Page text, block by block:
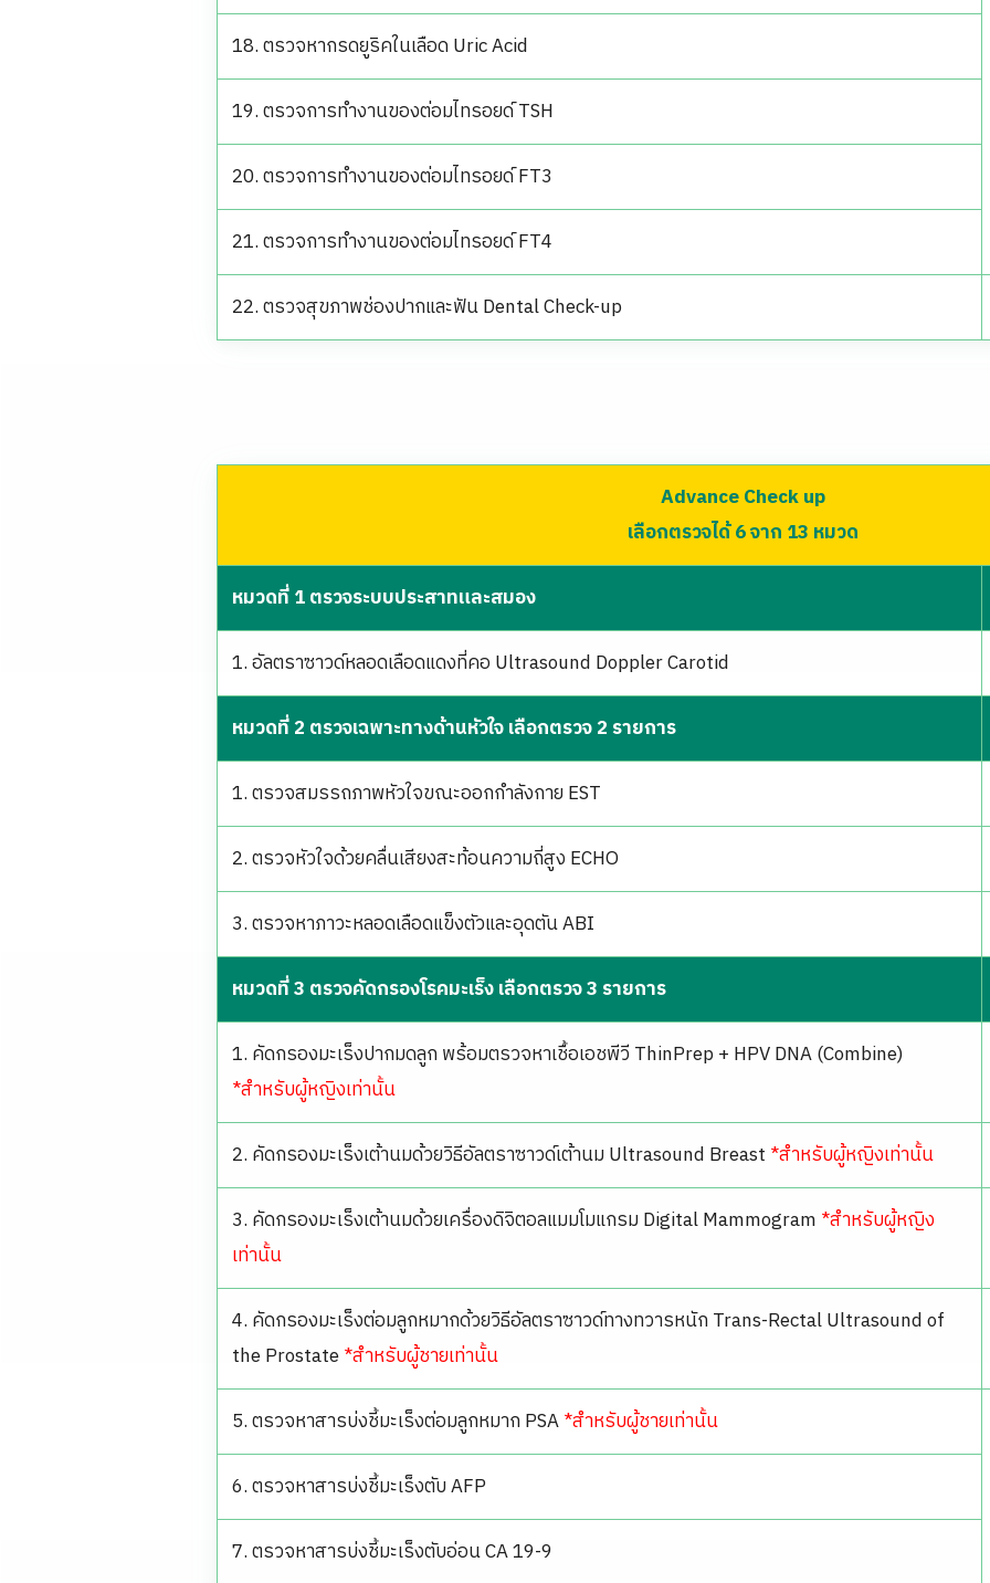
18. ตรวจหากรดยูริคในเลือด Uric Acid
19. ตรวจการทำงานของต่อมไทรอยด์ TSH
20. ตรวจการทำงานของต่อมไทรอยด์ FT3
21. ตรวจการทำงานของต่อมไทรอยด์ FT4
22. ตรวจสุขภาพช่องปากและฟัน Dental Check-up
Advance Check up
เลือกตรวจได้ 6 จาก 13 หมวด
หมวดที่ 1 ตรวจระบบประสาทและสมอง
1. อัลตราซาวด์หลอดเลือดแดงที่คอ Ultrasound Doppler Carotid
หมวดที่ 2 ตรวจเฉพาะทางด้านหัวใจ เลือกตรวจ 2 รายการ
1. ตรวจสมรรถภาพหัวใจขณะออกกำลังกาย EST
2. ตรวจหัวใจด้วยคลื่นเสียงสะท้อนความถี่สูง ECHO
3. ตรวจหาภาวะหลอดเลือดแข็งตัวและอุดตัน ABI
หมวดที่ 3 ตรวจคัดกรองโรคมะเร็ง เลือกตรวจ 3 รายการ
1. คัดกรองมะเร็งปากมดลูก พร้อมตรวจหาเชื้อเอชพีวี ThinPrep + HPV DNA (Combine)
*สำหรับผู้หญิงเท่านั้น
2. คัดกรองมะเร็งเต้านมด้วยวิธีอัลตราซาวด์เต้านม Ultrasound Breast *สำหรับผู้หญิงเท่านั้น
3. คัดกรองมะเร็งเต้านมด้วยเครื่องดิจิตอลแมมโมแกรม Digital Mammogram *สำหรับผู้หญิง
เท่านั้น
4. คัดกรองมะเร็งต่อมลูกหมากด้วยวิธีอัลตราซาวด์ทางทวารหนัก Trans-Rectal Ultrasound of
the Prostate*สำหรับผู้ชายเท่านั้น
5. ตรวจหาสารบ่งชี้มะเร็งต่อมลูกหมาก PSA*สำหรับผู้ชายเท่านั้น
6. ตรวจหาสารบ่งชี้มะเร็งตับ AFP
7. ตรวจหาสารบ่งชี้มะเร็งตับอ่อน CA 19-9